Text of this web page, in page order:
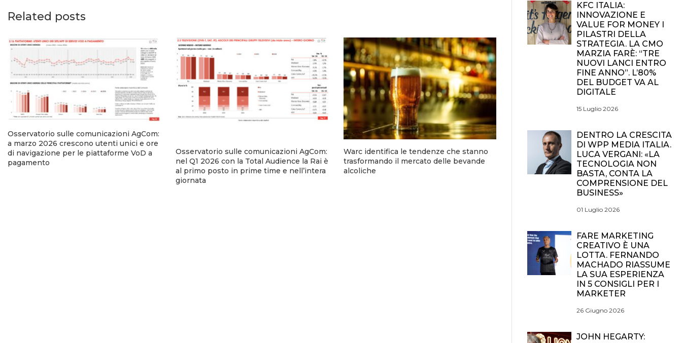
Related posts
Osservatorio sulle comunicazioni AgCom:
a marzo 2026 crescono utenti unici e ore
di navigazione per le piattaforme VoD a
pagamento
Osservatorio sulle comunicazioni AgCom:
nel Q1 2026 con la Total Audience la Rai è
al primo posto in prime time e nell’intera
giornata
Warc identifica le tendenze che stanno
trasformando il mercato delle bevande
alcoliche
KFC ITALIA:
INNOVAZIONE E
VALUE FOR MONEY I
PILASTRI DELLA
STRATEGIA. LA CMO
MARZIA FARÈ: “TRE
NUOVI LANCI ENTRO
FINE ANNO”. L’80%
DEL BUDGET VA AL
DIGITALE
15 Luglio 2026
DENTRO LA CRESCITA
DI WPP MEDIA ITALIA.
LUCA VERGANI: «LA
TECNOLOGIA NON
BASTA, CONTA LA
COMPRENSIONE DEL
BUSINESS»
01 Luglio 2026
FARE MARKETING
CREATIVO È UNA
LOTTA. FERNANDO
MACHADO RIASSUME
LA SUA ESPERIENZA
IN 5 CONSIGLI PER I
MARKETER
26 Giugno 2026
JOHN HEGARTY: